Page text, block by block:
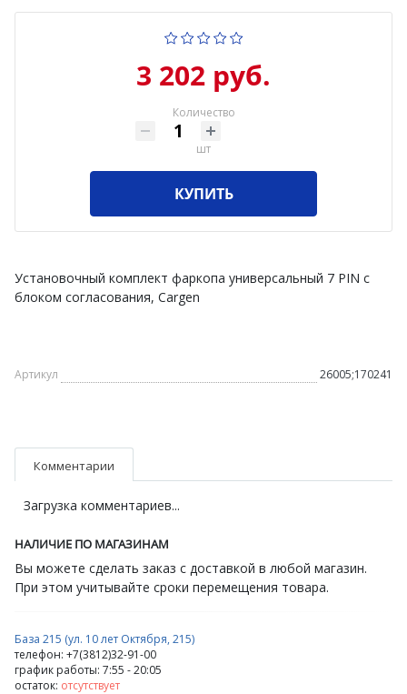
3 202 руб.
Количество
шт
КУПИТЬ
Установочный комплект фаркопа универсальный 7 PIN с
блоком согласования, Cargen
Артикул 26005;170241
Комментарии
Загрузка комментариев...
НАЛИЧИЕ ПО МАГАЗИНАМ
Вы можете сделать заказ с доставкой в любой магазин.
При этом учитывайте сроки перемещения товара.
База 215 (ул. 10 лет Октября, 215)
телефон: +7(3812)32-91-00
график работы: 7:55 - 20:05
остаток: отсутствует